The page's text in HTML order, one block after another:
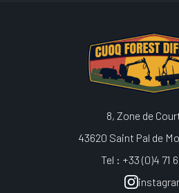
8, Zone de
43620 Saint Pal de
Tel : +33 (0)4 71